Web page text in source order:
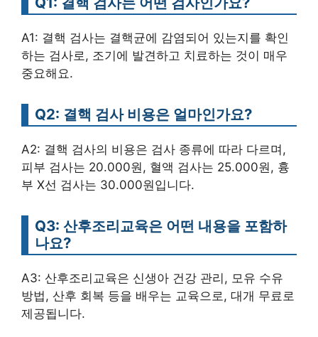
A1: 결핵 검사는 결핵균에 감염되어 있는지를 확인
하는 검사로, 조기에 발견하고 치료하는 것이 매우
중요해요.
Q2: 결핵 검사 비용은 얼마인가요?
A2: 결핵 검사의 비용은 검사 종류에 따라 다르며,
피부 검사는 20.000원, 혈액 검사는 25.000원, 흉
부 X선 검사는 30.000원입니다.
Q3: 산후조리교육은 어떤 내용을 포함하
나요?
A3: 산후조리교육은 신생아 건강 관리, 모유 수유
방법, 산후 회복 등을 배우는 교육으로, 대개 무료로
제공됩니다.